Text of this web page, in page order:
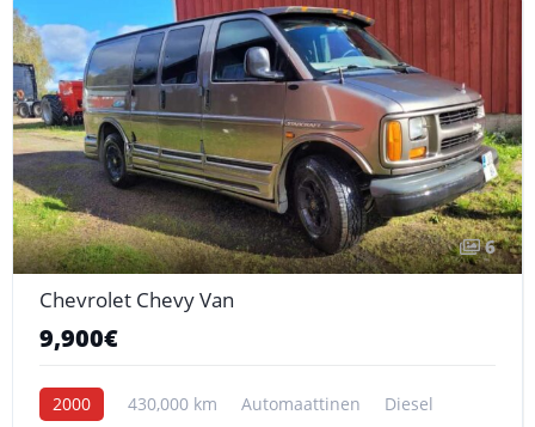
6
Chevrolet Chevy Van
9,900€
2000 430,000 km Automaattinen Diesel